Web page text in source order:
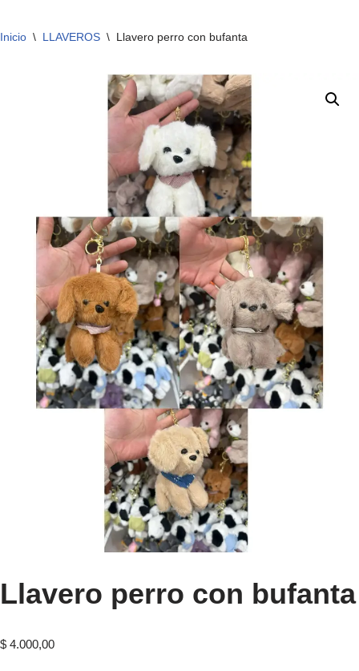
Inicio \ LLAVEROS \ Llavero perro con bufanta
Llavero perro con bufanta
$ 4.000,00